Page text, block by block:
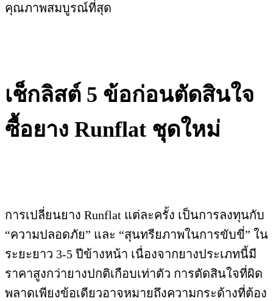
คุณภาพสมบูรณ์ที่สุด
เช็กลิสต์ 5 ข้อก่อนตัดสินใจ
ซื้อยาง Runflat ชุดใหม่
การเปลี่ยนยาง Runflat แต่ละครั้ง เป็นการลงทุนกับ
“ความปลอดภัย” และ “สุนทรียภาพในการขับขี่” ใน
ระยะยาว 3-5 ปีข้างหน้า เนื่องจากยางประเภทนี้มี
ราคาสูงกว่ายางปกติเกือบเท่าตัว การตัดสินใจที่ผิด
พลาดเพียงข้อเดียวอาจหมายถึงความกระด้างที่ต้อง